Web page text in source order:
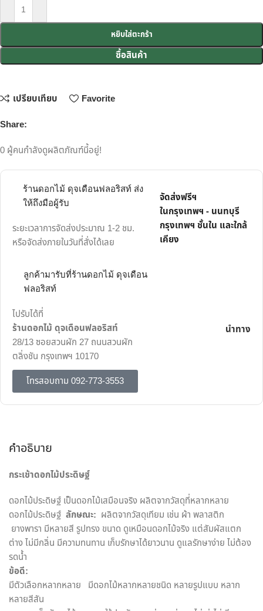
หยิบใส่ตะกร้า
ซื้อสินค้า
เปรียบเทียบ
Favorite
Share:
0 ผู้คนกำลังดูผลิตภัณฑ์นี้อยู่!
ร้านดอกไม้ ดุจเดือนฟลอริสท์ ส่ง
ให้ถึงมือผู้รับ
ระยะเวลาการจัดส่งประมาณ 1-2 ชม.
หรือจัดส่งภายในวันที่สั่งได้เลย
จัดส่งฟรีฯ
ในกรุงเทพฯ - นนทบุรี
กรุงเทพฯ ชั้นใน และใกล้
เคียง
ลูกค้ามารับที่ร้านดอกไม้ ดุจเดือน
ฟลอริสท์
ไปรับได้ที่
ร้านดอกไม้ ดุจเดือนฟลอริสท์
28/13 ซอยสวนผัก 27 ถนนสวนผัก
ตลิ่งชัน กรุงเทพฯ 10170
โทรสอบถาม 092-773-3553
นำทาง
คำอธิบาย
กระเช้าดอกไม้ประดิษฐ์
ดอกไม้ประดิษฐ์ เป็นดอกไม้เสมือนจริง ผลิตจากวัสดุที่หลากหลาย
ดอกไม้ประดิษฐ์ ลักษณะ: ผลิตจากวัสดุเทียม เช่น ผ้า พลาสติก
ยางพารา มีหลายสี รูปทรง ขนาด ดูเหมือนดอกไม้จริง แต่สัมผัสแตก
ต่าง ไม่มีกลิ่น มีความทนทาน เก็บรักษาได้ยาวนาน ดูแลรักษาง่าย ไม่ต้อง
รดน้ำ
ข้อดี:
มีตัวเลือกหลากหลาย มีดอกไม้หลากหลายชนิด หลายรูปแบบ หลาก
หลายสีสัน